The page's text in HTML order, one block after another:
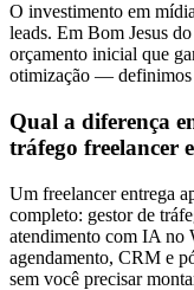
O investimento em
leads. Em Bom Jesus
orçamento inicial que
otimização — definimos
Qual a diferença
tráfego freelancer
Um freelancer entrega
completo: gestor de
atendimento com IA no
agendamento, CRM e
sem você precisar